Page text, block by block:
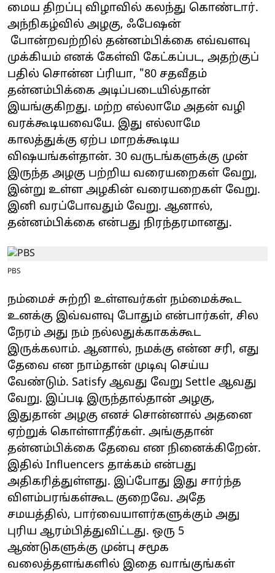
மைய திறப்பு விழாவில் கலந்து கொண்டார்.
அந்நிகழ்வில் அழகு, ஃபேஷன்
போன்றவற்றில் தன்னம்பிக்கை எவ்வளவு
முக்கியம் எனக் கேள்வி கேட்கப்பட, அதற்குப்
பதில் சொன்ன ப்ரியா, "80 சதவீதம்
தன்னம்பிக்கை அடிப்படையில்தான்
இயங்குகிறது. மற்ற எல்லாமே அதன் வழி
வரக்கூடியவையே. இது எல்லாமே
காலத்துக்கு ஏற்ப மாறக்கூடிய
விஷயங்கள்தான். 30 வருடங்களுக்கு முன்
இருந்த அழகு பற்றிய வரையறைகள் வேறு,
இன்று உள்ள அழகின் வரையறைகள் வேறு.
இனி வரப்போவதும் வேறு. ஆனால்,
தன்னம்பிக்கை என்பது நிரந்தரமானது.
PBS
நம்மைச் சுற்றி உள்ளவர்கள் நம்மைக்கூட
உனக்கு இவ்வளவு போதும் என்பார்கள், சில
நேரம் அது நம் நல்லதுக்காகக்கூட
இருக்கலாம். ஆனால், நமக்கு என்ன சரி, எது
தேவை என நாம்தான் முடிவு செய்ய
வேண்டும். Satisfy ஆவது வேறு Settle ஆவது
வேறு. இப்படி இருந்தால்தான் அழகு,
இதுதான் அழகு எனச் சொன்னால் அதனை
ஏற்றுக் கொள்ளாதீர்கள். அங்குதான்
தன்னம்பிக்கை தேவை என நினைக்கிறேன்.
இதில் Influencers தாக்கம் என்பது
அதிகரித்துள்ளது. இப்போது இது சார்ந்த
விளம்பரங்கள்கூட குறைவே. அதே
சமயத்தில், பார்வையாளர்களுக்கும் அது
புரிய ஆரம்பித்துவிட்டது. ஒரு 5
ஆண்டுகளுக்கு முன்பு சமூக
வலைத்தளங்களில் இதை வாங்குங்கள்